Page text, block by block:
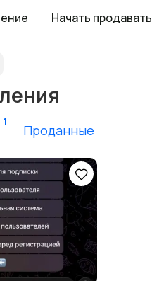
Начать продавать
1
Проданные